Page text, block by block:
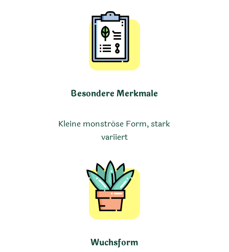
Besondere Merkmale
Kleine monströse Form, stark
variiert
Wuchsform